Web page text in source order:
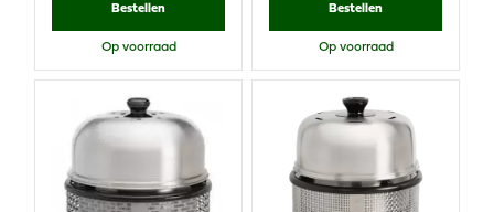
Bestellen
Op voorraad
Bestellen
Op voorraad